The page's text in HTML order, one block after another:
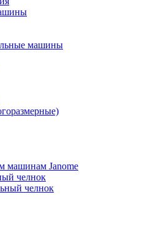
машины
машинам Janome
челнок
челнок